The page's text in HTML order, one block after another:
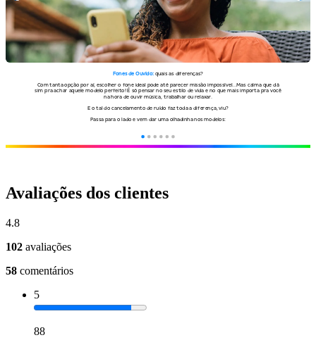
Avaliações dos clientes
4.8
102 avaliações
58 comentários
5
88